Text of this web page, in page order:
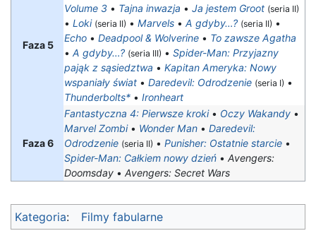
Faza 5
Volume 3 • Tajna inwazja • Ja jestem Groot (seria II)
• Loki (seria II) • Marvels • A gdyby…? (seria II) •
Echo • Deadpool & Wolverine • To zawsze Agatha
• A gdyby…? (seria III) • Spider-Man: Przyjazny
pająk z sąsiedztwa • Kapitan Ameryka: Nowy
wspaniały świat • Daredevil: Odrodzenie (seria I) •
Thunderbolts* • Ironheart
Faza 6
Fantastyczna 4: Pierwsze kroki• Oczy Wakandy •
Marvel Zombi• Wonder Man • Daredevil:
Odrodzenie (seria II) • Punisher: Ostatnie starcie •
Spider-Man: Całkiem nowy dzień • Avengers:
Doomsday • Avengers: Secret Wars
Kategoria: Filmy fabularne